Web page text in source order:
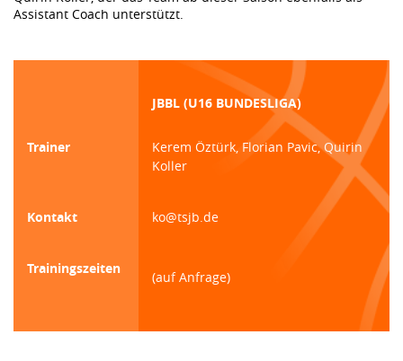
Assistant Coach unterstützt.
JBBL (U16 BUNDESLIGA)
Trainer
Kerem Öztürk, Florian Pavic, Quirin
Koller
Kontakt ko@tsjb.de
Trainingszeiten
(auf Anfrage)